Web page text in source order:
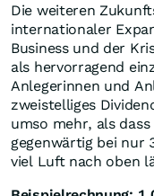
Die weiteren
internationaler
Business und der
als hervorragend
Anlegerinnen und
zweistelliges
umso mehr, als
gegenwärtig bei nur
viel Luft nach oben